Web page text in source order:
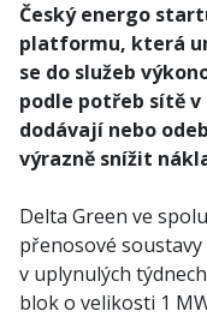
Český energo
platformu, která
se do služeb
podle potřeb sítě
dodávají nebo
výrazně snížit
Delta Green ve
přenosové soustavy
v uplynulých
blok o velikosti 1